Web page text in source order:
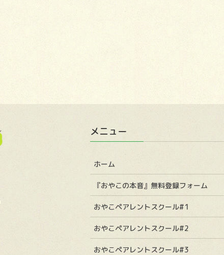
メニュー
ホーム
『おやこの本音』無料登録フォーム
おやこペアレントスクール#1
おやこペアレントスクール#2
おやこペアレントスクール#3